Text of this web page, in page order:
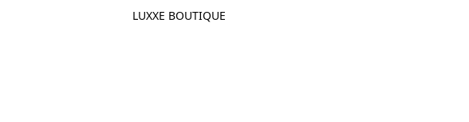
LUXXE BOUTIQUE